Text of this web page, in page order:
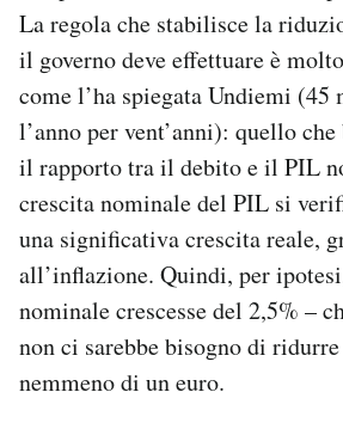
La regola che stabilisce la
il governo deve effettuare è
come l’ha spiegata Undiemi
l’anno per vent’anni): quello
il rapporto tra il debito e il PIL
crescita nominale del PIL si
una significativa crescita reale,
all’inflazione. Quindi, per
nominale crescesse del 2,5% –
non ci sarebbe bisogno di
nemmeno di un euro.